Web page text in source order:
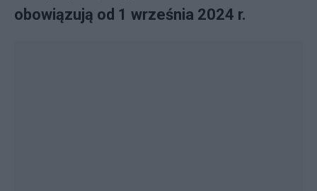
obowiązują od 1 września 2024 r.